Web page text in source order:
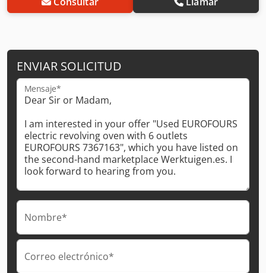
ENVIAR SOLICITUD
Mensaje*
Nombre*
Correo electrónico*